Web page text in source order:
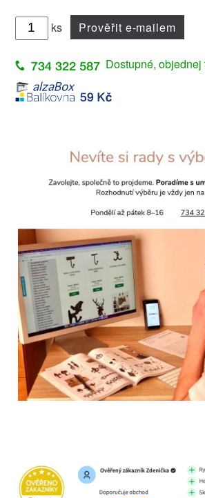
ks Prověřit e-mailem
Dostupné,